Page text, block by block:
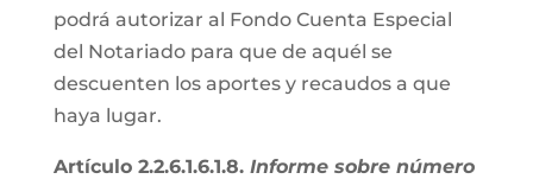
podrá autorizar al Fondo Cuenta Especial
del Notariado para que de aquél se
descuenten los aportes y recaudos a que
haya lugar.
Artículo 2.2.6.1.6.1.8. Informe sobre número